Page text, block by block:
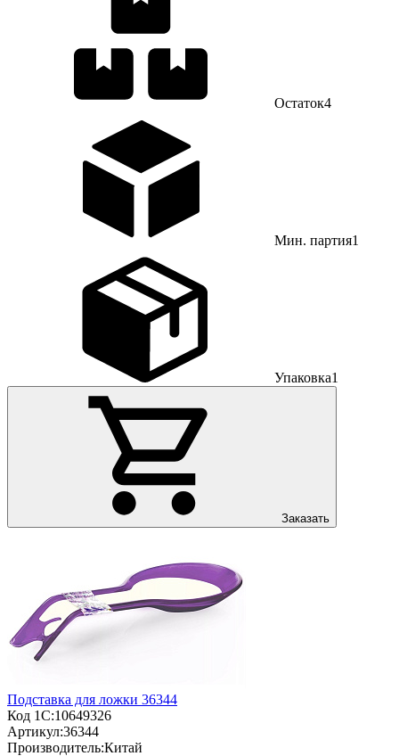
Остаток4
Мин. партия1
Упаковка1
Заказать
Подставка для ложки 36344
Код 1С:10649326
Артикул:36344
Производитель:Китай